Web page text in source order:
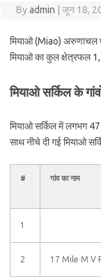
Byadmin जून 18,
मियाओ (Miao) अरुणाचल
मियाओ का कुल क्षेत्रफल
मियाओ सर्किल के
मियाओ सर्किल में लगभग
साथ नीचे दी गई मियाओ
# गांव का नाम
1
2 17 Mile M V